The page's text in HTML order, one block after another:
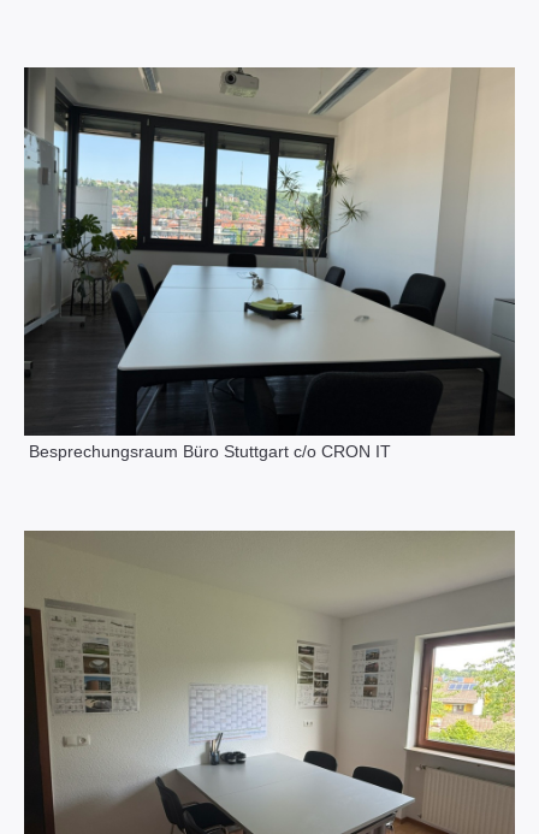
Besprechungsraum Büro Stuttgart c/o CRON IT